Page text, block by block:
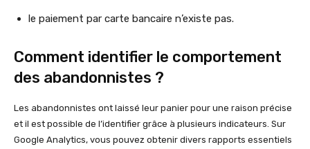
le paiement par carte bancaire n’existe pas.
Comment identifier le comportement
des abandonnistes ?
Les abandonnistes ont laissé leur panier pour une raison précise
et il est possible de l’identifier grâce à plusieurs indicateurs. Sur
Google Analytics, vous pouvez obtenir divers rapports essentiels